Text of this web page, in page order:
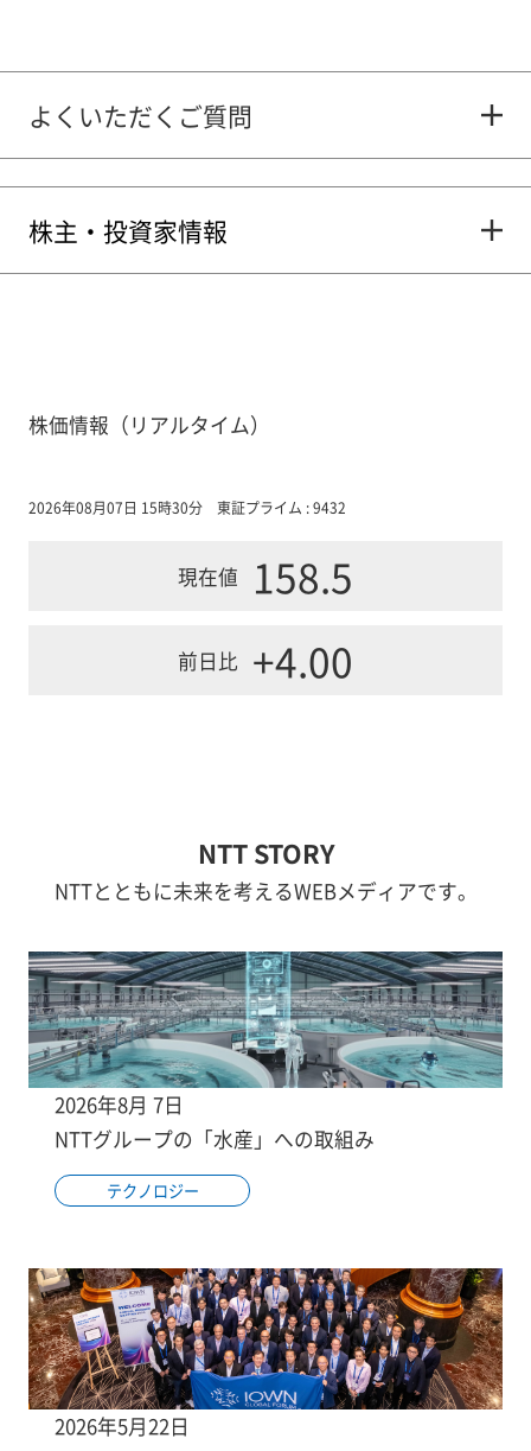
よくいただくご質問
株主・投資家情報
株価情報（リアルタイム）
2026年08月07日 15時30分 東証プライム : 9432
現在値 158.5
前日比 +4.00
NTT STORY
NTTとともに未来を考えるWEBメディアです。
2026年8月 7日
NTTグループの「水産」への取組み
テクノロジー
2026年5月22日